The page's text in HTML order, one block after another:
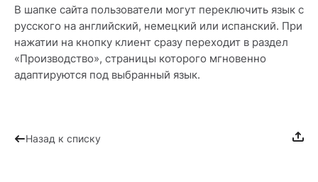
В шапке сайта пользователи могут переключить язык с
русского на английский, немецкий или испанский. При
нажатии на кнопку клиент сразу переходит в раздел
«Производство», страницы которого мгновенно
адаптируются под выбранный язык.
Назад к списку